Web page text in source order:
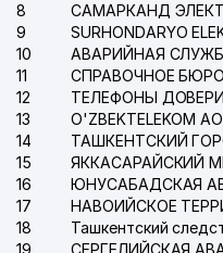
8
9
10
11
12
13
O'ZBEKTELEKOM АО
14
15
16
17
18
19